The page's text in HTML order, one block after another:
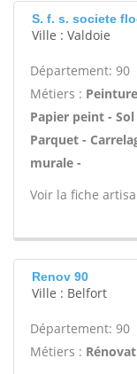
S. f. s. societe
Ville : Valdoie
Département: 90
Métiers :
Papier peint -
Parquet -
murale -
Voir la fiche
Renov 90
Ville : Belfort
Département: 90
Métiers :